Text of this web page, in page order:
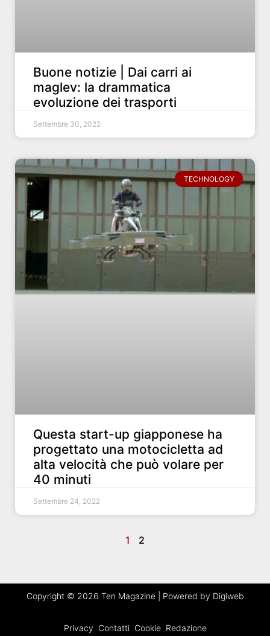
Buone notizie | Dai carri ai
maglev: la drammatica
evoluzione dei trasporti
Settembre 30, 2022
TECHNOLOGY
Questa start-up giapponese ha
progettato una motocicletta ad
alta velocità che può volare per
40 minuti
Settembre 24, 2022
1 2
Copyright © 2026 Ten Magazine | Powered by Digiweb
Privacy Contatti Cookie Redazione